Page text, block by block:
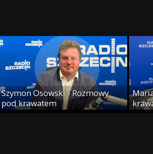
Szymon Osowski - Rozmowy
pod krawatem